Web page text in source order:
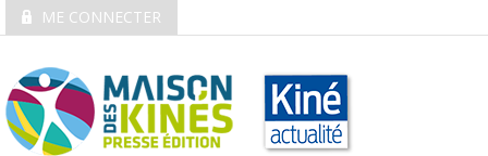
ME CONNECTER